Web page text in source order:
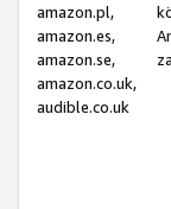
amazon.pl,
amazon.es,
amazon.se,
amazon.co.uk,
audible.co.uk